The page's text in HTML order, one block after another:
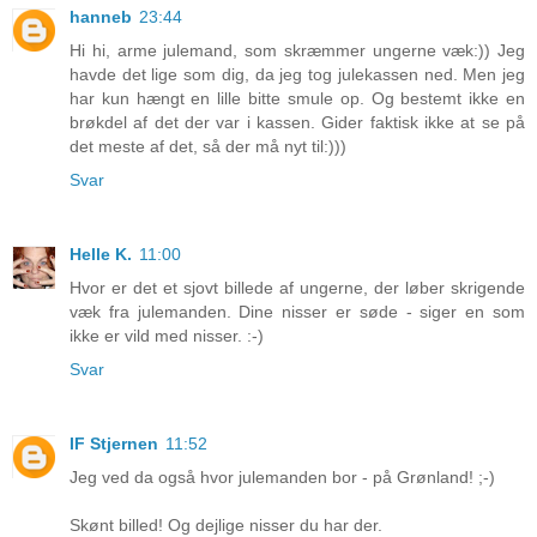
hanneb 23:44
Hi hi, arme julemand, som skræmmer ungerne væk:)) Jeg
havde det lige som dig, da jeg tog julekassen ned. Men jeg
har kun hængt en lille bitte smule op. Og bestemt ikke en
brøkdel af det der var i kassen. Gider faktisk ikke at se på
det meste af det, så der må nyt til:)))
Svar
Helle K. 11:00
Hvor er det et sjovt billede af ungerne, der løber skrigende
væk fra julemanden. Dine nisser er søde - siger en som
ikke er vild med nisser. :-)
Svar
IF Stjernen 11:52
Jeg ved da også hvor julemanden bor - på Grønland! ;-)
Skønt billed! Og dejlige nisser du har der.